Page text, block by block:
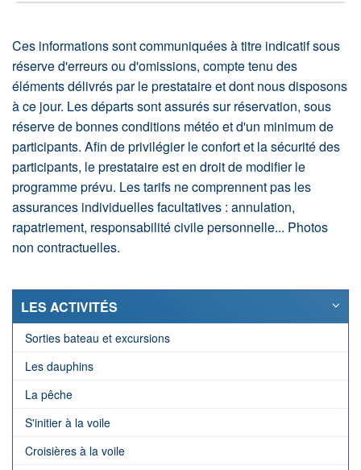
Ces informations sont communiquées à titre indicatif sous
réserve d'erreurs ou d'omissions, compte tenu des
éléments délivrés par le prestataire et dont nous disposons
à ce jour. Les départs sont assurés sur réservation, sous
réserve de bonnes conditions météo et d'un minimum de
participants. Afin de privilégier le confort et la sécurité des
participants, le prestataire est en droit de modifier le
programme prévu. Les tarifs ne comprennent pas les
assurances individuelles facultatives : annulation,
rapatriement, responsabilité civile personnelle... Photos
non contractuelles.
LES ACTIVITÉS
Sorties bateau et excursions
Les dauphins
La pêche
S'initier à la voile
Croisières à la voile